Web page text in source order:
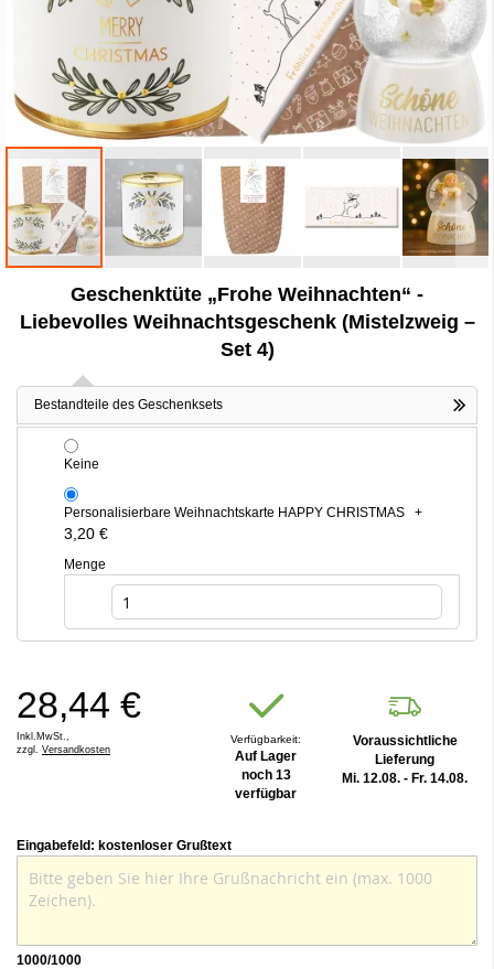
der
Geschenktüte „Frohe Weihnachten“ -
Liebevolles Weihnachtsgeschenk (Mistelzweig –
Set 4)
Bestandteile des Geschenksets
Keine
Personalisierbare Weihnachtskarte HAPPY CHRISTMAS +
3,20 €
Menge
28,44 €
Inkl.MwSt.,
zzgl. Versandkosten
Verfügbarkeit:
Auf Lager
noch 13
verfügbar
Voraussichtliche
Lieferung
Mi. 12.08. - Fr. 14.08.
Eingabefeld: kostenloser Grußtext
1000/1000